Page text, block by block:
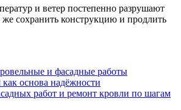
и ветер постепенно разрушают
сохранить конструкцию и продлить
и фасадные работы
основа надёжности
работ и ремонт кровли по шагам